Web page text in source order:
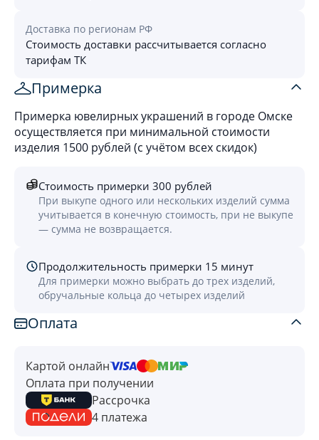
Доставка по регионам РФ
Стоимость доставки рассчитывается согласно
тарифам ТК
Примерка
Примерка ювелирных украшений в городе Омске
осуществляется при минимальной стоимости
изделия 1500 рублей (с учётом всех скидок)
Стоимость примерки 300 рублей
При выкупе одного или нескольких изделий сумма
учитывается в конечную стоимость, при не выкупе
— сумма не возвращается.
Продолжительность примерки 15 минут
Для примерки можно выбрать до трех изделий,
обручальные кольца до четырех изделий
Оплата
Картой онлайн
Оплата при получении
Рассрочка
4 платежа